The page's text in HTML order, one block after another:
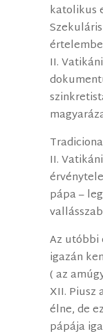
katolikus
II.
II.
pápa –
Az utóbbi
igazán
( az
XII. Piusz
élne, de
pápája